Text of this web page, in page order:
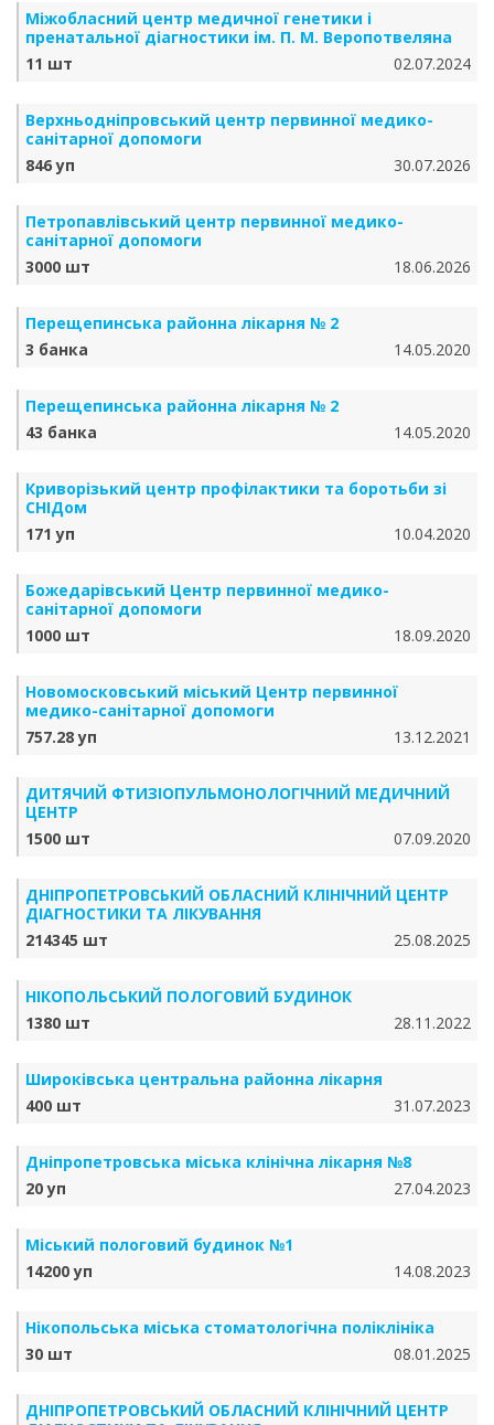
Міжобласний центр медичної генетики і
пренатальної діагностики ім. П. М. Веропотвеляна
11 шт
02.07.2024
Верхньодніпровський центр первинної медико-
санітарної допомоги
846 уп
30.07.2026
Петропавлівський центр первинної медико-
санітарної допомоги
3000 шт
18.06.2026
Перещепинська районна лікарня № 2
3 банка
14.05.2020
Перещепинська районна лікарня № 2
43 банка
14.05.2020
Криворізький центр профілактики та боротьби зі
СНІДом
171 уп
10.04.2020
Божедарівський Центр первинної медико-
санітарної допомоги
1000 шт
18.09.2020
Новомосковський міський Центр первинної
медико-санітарної допомоги
757.28 уп
13.12.2021
ДИТЯЧИЙ ФТИЗІОПУЛЬМОНОЛОГІЧНИЙ МЕДИЧНИЙ
ЦЕНТР
1500 шт
07.09.2020
ДНІПРОПЕТРОВСЬКИЙ ОБЛАСНИЙ КЛІНІЧНИЙ ЦЕНТР
ДІАГНОСТИКИ ТА ЛІКУВАННЯ
214345 шт
25.08.2025
НІКОПОЛЬСЬКИЙ ПОЛОГОВИЙ БУДИНОК
1380 шт
28.11.2022
Широківська центральна районна лікарня
400 шт
31.07.2023
Дніпропетровська міська клінічна лікарня №8
20 уп
27.04.2023
Міський пологовий будинок №1
14200 уп
14.08.2023
Нікопольська міська стоматологічна поліклініка
30 шт
08.01.2025
ДНІПРОПЕТРОВСЬКИЙ ОБЛАСНИЙ КЛІНІЧНИЙ ЦЕНТР